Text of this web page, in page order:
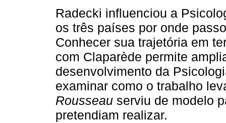
Radecki influenciou a
os três países por onde
Conhecer sua trajetória em
com Claparède permite
desenvolvimento da
examinar como o trabalho
Rousseau serviu de modelo
pretendiam realizar.